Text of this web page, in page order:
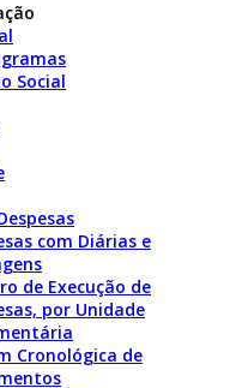
Social
com Diárias e
de Execução de
por Unidade
Cronológica de